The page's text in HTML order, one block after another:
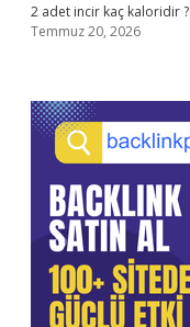
2 adet incir kaç kaloridir ?
Temmuz 20, 2026